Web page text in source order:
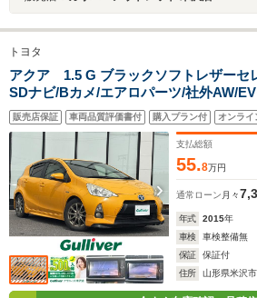
トヨタ
アクア 1.5 G ブラックソフトレザー
SDナビ/Bカメ/エアロパーツ/社外AW/
ー/純正フロアマット/電動格納ミラー/ド
ートキー/サマータイヤ(社外AW)車載
販売店保証 車両品質評価書付 購入プラン付 オンライ
支払総額
55.8万円
通常ローン 月々
年式 2015年
車検
車検整備無
保証
保証付
住所
山形県米沢市